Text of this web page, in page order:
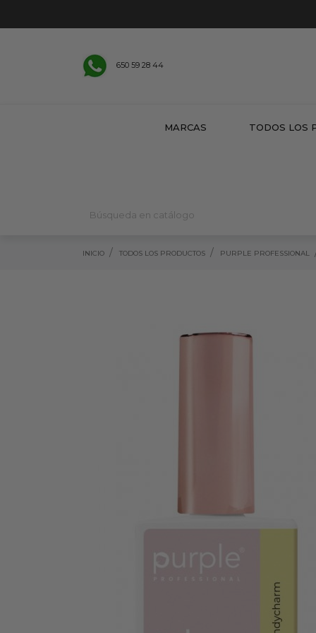
650 59 28 44
MARCAS TODOS LOS
INICIO TODOS LOS PRODUCTOS PURPLE PROFESSIONAL